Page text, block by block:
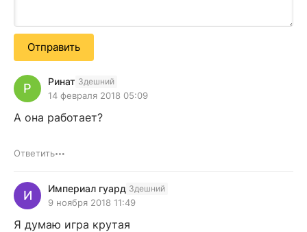
Отправить
Р Ринат Здешний
14 февраля 2018 05:09
А она работает?
Ответить
И Империал гуард Здешний
9 ноября 2018 11:49
Я думаю игра крутая